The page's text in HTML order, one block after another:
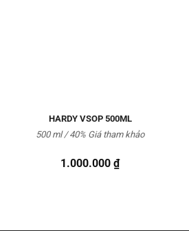
HARDY VSOP 500ML
1.000.000₫
500 ml / 40% Giá tham khảo